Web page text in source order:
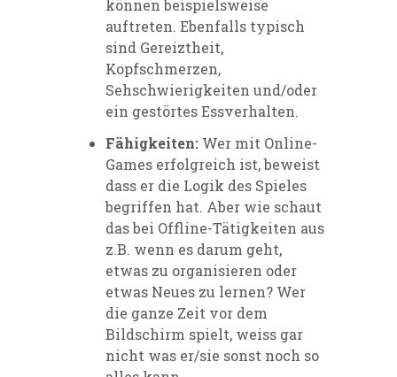
können beispielsweise
auftreten. Ebenfalls typisch
sind Gereiztheit,
Kopfschmerzen,
Sehschwierigkeiten und/oder
ein gestörtes Essverhalten.
Fähigkeiten: Wer mit Online-
Games erfolgreich ist, beweist
dass er die Logik des Spieles
begriffen hat. Aber wie schaut
das bei Offline-Tätigkeiten aus
z.B. wenn es darum geht,
etwas zu organisieren oder
etwas Neues zu lernen? Wer
die ganze Zeit vor dem
Bildschirm spielt, weiss gar
nicht was er/sie sonst noch so